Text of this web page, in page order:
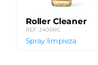
Roller Cleaner
REF. J400RC
Spray limpieza